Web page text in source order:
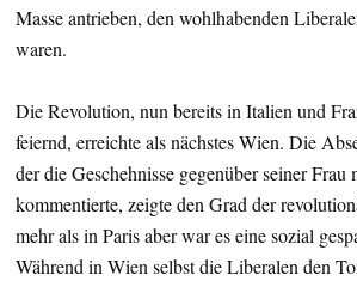
Masse antrieben, den wohlhabenden
waren.
Die Revolution, nun bereits in Italien und
feiernd, erreichte als nächstes Wien. Die
der die Geschehnisse gegenüber seiner Frau
kommentierte, zeigte den Grad der
mehr als in Paris aber war es eine sozial
Während in Wien selbst die Liberalen den